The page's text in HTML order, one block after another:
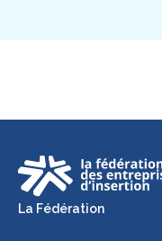
La Fédération